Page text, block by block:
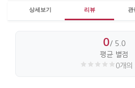
상세보기 리뷰 관
0/ 5.0
평균 별점
0개의